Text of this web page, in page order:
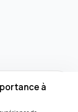
S'abonner
à